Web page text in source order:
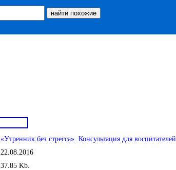
«Утренник без стресса». Консультация для воспитателей
22.08.2016
37.85 Kb.